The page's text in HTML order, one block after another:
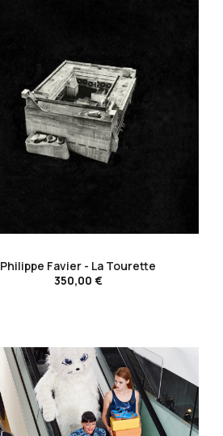
Philippe Favier - La Tourette
350,00 €